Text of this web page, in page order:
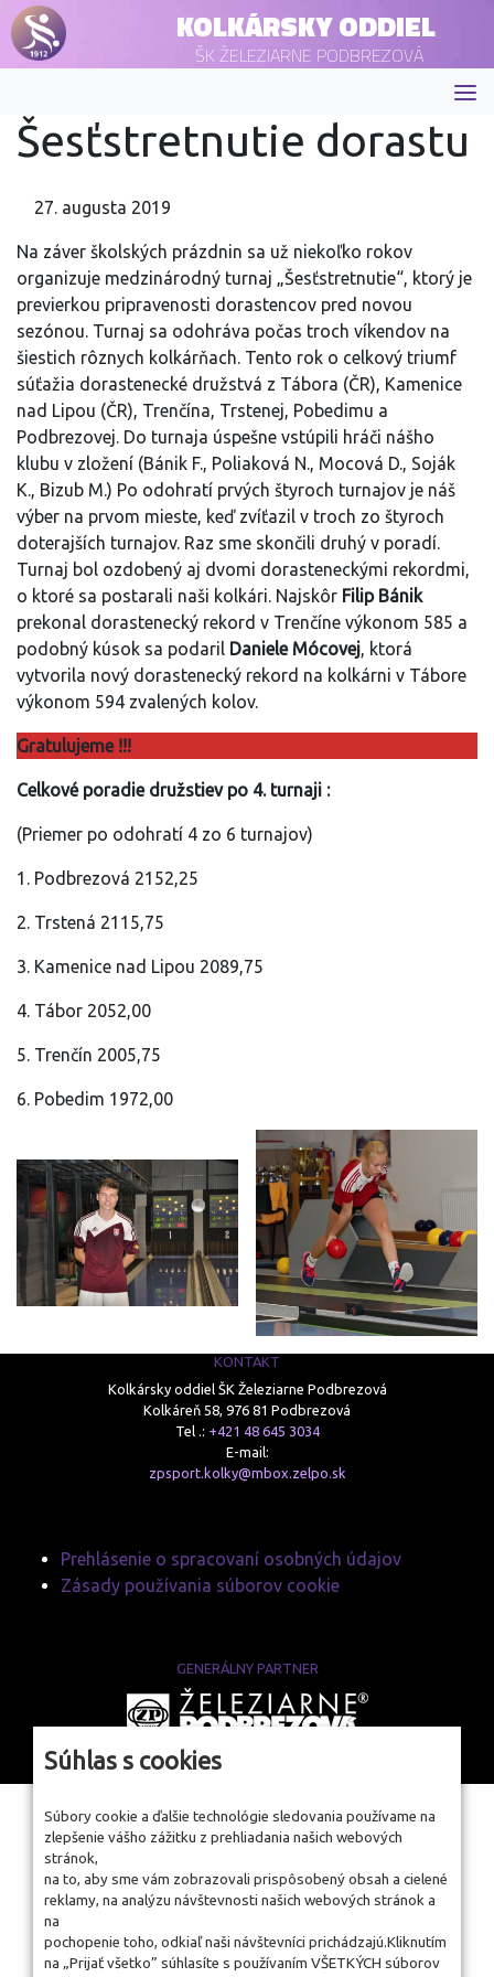
KOLKÁRSKY ODDIEL
ŠK ŽELEZIARNE PODBREZOVÁ
Šesťstretnutie dorastu
27. augusta 2019
Na záver školských prázdnin sa už niekoľko rokov
organizuje medzinárodný turnaj „Šesťstretnutie“, ktorý je
previerkou pripravenosti dorastencov pred novou
sezónou. Turnaj sa odohráva počas troch víkendov na
šiestich rôznych kolkárňach. Tento rok o celkový triumf
súťažia dorastenecké družstvá z Tábora (ČR), Kamenice
nad Lipou (ČR), Trenčína, Trstenej, Pobedimu a
Podbrezovej. Do turnaja úspešne vstúpili hráči nášho
klubu v zložení (Bánik F., Poliaková N., Mocová D., Soják
K., Bizub M.) Po odohratí prvých štyroch turnajov je náš
výber na prvom mieste, keď zvíťazil v troch zo štyroch
doterajších turnajov. Raz sme skončili druhý v poradí.
Turnaj bol ozdobený aj dvomi dorasteneckými rekordmi,
o ktoré sa postarali naši kolkári. Najskôr Filip Bánik
prekonal dorastenecký rekord v Trenčíne výkonom 585 a
podobný kúsok sa podaril Daniele Mócovej, ktorá
vytvorila nový dorastenecký rekord na kolkárni v Tábore
výkonom 594 zvalených kolov.
Gratulujeme !!!
Celkové poradie družstiev po 4. turnaji :
(Priemer po odohratí 4 zo 6 turnajov)
1. Podbrezová 2152,25
2. Trstená 2115,75
3. Kamenice nad Lipou 2089,75
4. Tábor 2052,00
5. Trenčín 2005,75
6. Pobedim 1972,00
KONTAKT
Kolkársky oddiel ŠK Železiarne Podbrezová
Kolkáreň 58, 976 81 Podbrezová
Tel .: +421 48 645 3034
E-mail:
zpsport.kolky@mbox.zelpo.sk
Prehlásenie o spracovaní osobných údajov
Zásady používania súborov cookie
GENERÁLNY PARTNER
www.zelpo.sk
Súhlas s cookies
Súbory cookie a ďalšie technológie sledovania používame na
zlepšenie vášho zážitku z prehliadania našich webových
stránok,
na to, aby sme vám zobrazovali prispôsobený obsah a cielené
reklamy, na analýzu návštevnosti našich webových stránok a
na
pochopenie toho, odkiaľ naši návštevníci prichádzajú.Kliknutím
na „Prijať všetko” súhlasíte s používaním VŠETKÝCH súborov